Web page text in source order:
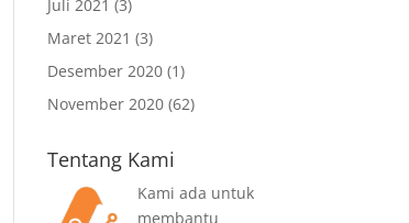
Juli 2021 (3)
Maret 2021 (3)
Desember 2020 (1)
November 2020 (62)
Tentang Kami
Kami ada untuk
membantu